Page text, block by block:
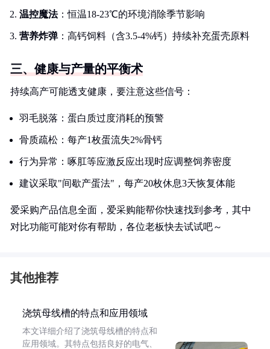
温控魔法：恒温18-23℃的环境消除季节影响
营养炸弹：高钙饲料（含3.5-4%钙）持续补充蛋壳原料
三、健康与产量的平衡术
持续高产可能透支健康，要注意这些信号：
羽毛脱落：蛋白质过度消耗的预警
骨质疏松：每产1枚蛋流失2%骨钙
行为异常：啄肛等应激反应出现时应调整饲养密度
建议采取"间歇产蛋法"，每产20枚休息3天恢复体能
爱采购产品信息全面，爱采购能帮你快速找到参考，其中
对比功能可能对你有帮助，各位老板快去试试吧～
其他推荐
浇筑母线槽的特点和应用领域
本文详细介绍了浇筑母线槽的特点和
应用领域。其特点包括良好的电气、